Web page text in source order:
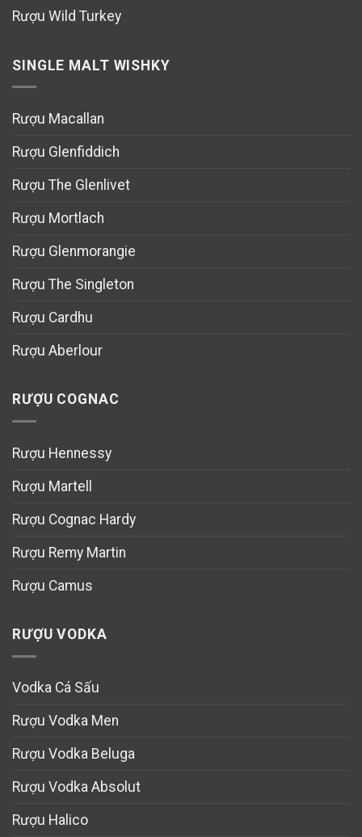
Rượu Wild Turkey
SINGLE MALT WISHKY
Rượu Macallan
Rượu Glenfiddich
Rượu The Glenlivet
Rượu Mortlach
Rượu Glenmorangie
Rượu The Singleton
Rượu Cardhu
Rượu Aberlour
RƯỢU COGNAC
Rượu Hennessy
Rượu Martell
Rượu Cognac Hardy
Rượu Remy Martin
Rượu Camus
RƯỢU VODKA
Vodka Cá Sấu
Rượu Vodka Men
Rượu Vodka Beluga
Rượu Vodka Absolut
Rượu Halico